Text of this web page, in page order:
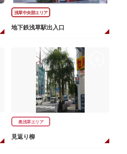
浅草中央部エリア
地下鉄浅草駅出入口
奥浅草エリア
見返り柳